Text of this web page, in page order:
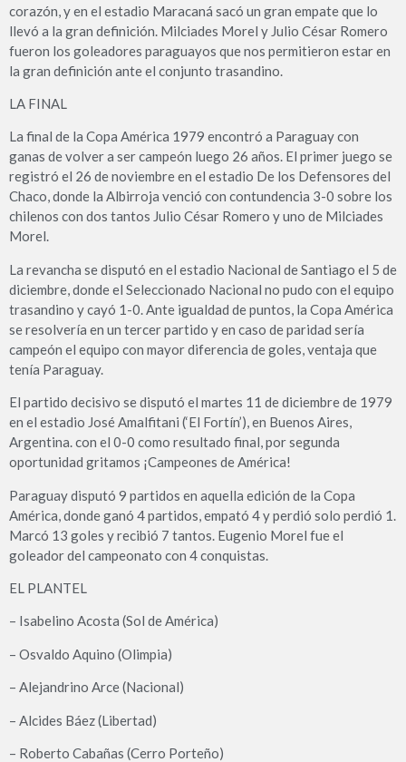
corazón, y en el estadio Maracaná sacó un gran empate que lo
llevó a la gran definición. Milciades Morel y Julio César Romero
fueron los goleadores paraguayos que nos permitieron estar en
la gran definición ante el conjunto trasandino.
LA FINAL
La final de la Copa América 1979 encontró a Paraguay con
ganas de volver a ser campeón luego 26 años. El primer juego se
registró el 26 de noviembre en el estadio De los Defensores del
Chaco, donde la Albirroja venció con contundencia 3-0 sobre los
chilenos con dos tantos Julio César Romero y uno de Milciades
Morel.
La revancha se disputó en el estadio Nacional de Santiago el 5 de
diciembre, donde el Seleccionado Nacional no pudo con el equipo
trasandino y cayó 1-0. Ante igualdad de puntos, la Copa América
se resolvería en un tercer partido y en caso de paridad sería
campeón el equipo con mayor diferencia de goles, ventaja que
tenía Paraguay.
El partido decisivo se disputó el martes 11 de diciembre de 1979
en el estadio José Amalfitani (‘El Fortín’), en Buenos Aires,
Argentina. con el 0-0 como resultado final, por segunda
oportunidad gritamos ¡Campeones de América!
Paraguay disputó 9 partidos en aquella edición de la Copa
América, donde ganó 4 partidos, empató 4 y perdió solo perdió 1.
Marcó 13 goles y recibió 7 tantos. Eugenio Morel fue el
goleador del campeonato con 4 conquistas.
EL PLANTEL
– Isabelino Acosta (Sol de América)
– Osvaldo Aquino (Olimpia)
– Alejandrino Arce (Nacional)
– Alcides Báez (Libertad)
– Roberto Cabañas (Cerro Porteño)